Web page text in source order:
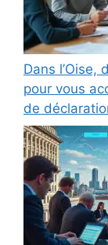
Dans
pour vous
de